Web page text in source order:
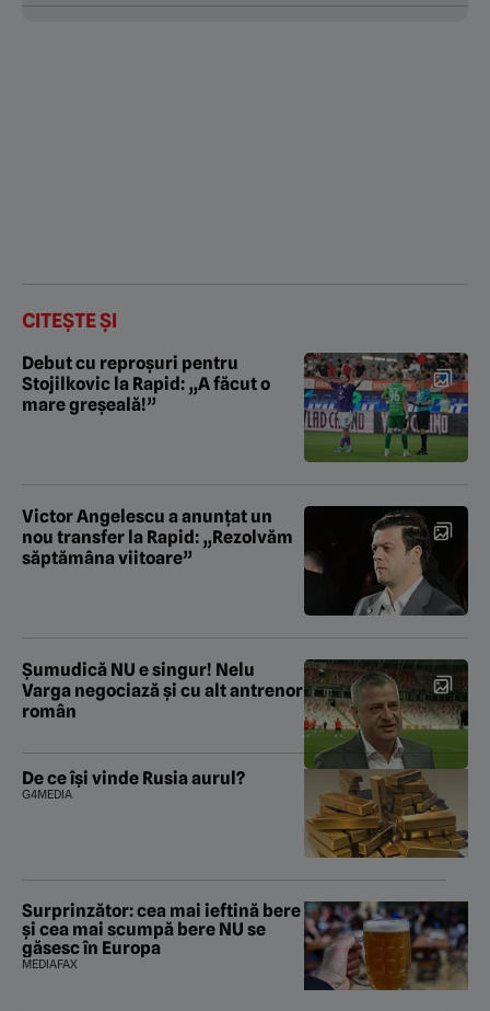
CITEȘTE ȘI
Debut cu reproșuri pentru
Stojilkovic la Rapid: „A făcut o
mare greșeală!”
Victor Angelescu a anunțat un
nou transfer la Rapid: „Rezolvăm
săptămâna viitoare”
Şumudică NU e singur! Nelu
Varga negociază şi cu alt antrenor
român
De ce își vinde Rusia aurul?
G4MEDIA
Surprinzător: cea mai ieftină bere
și cea mai scumpă bere NU se
găsesc în Europa
MEDIAFAX